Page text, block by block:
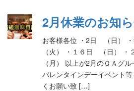
2月休業のお知
お客様各位 ・2日 （日）
（火） ・１６日 （日）
（月） 以上が2月のＯＡグ
バレンタインデーイベント
くお願い致 […]